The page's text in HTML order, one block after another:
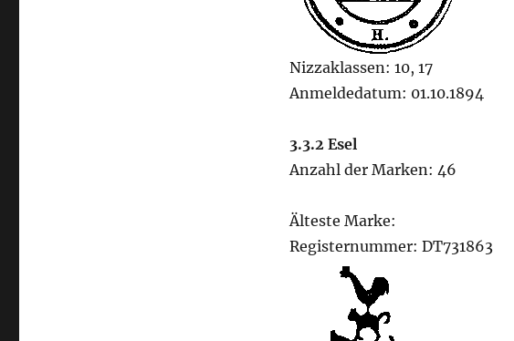
Nizzaklassen: 10, 17
Anmeldedatum: 01.10.1894
3.3.2 Esel
Anzahl der Marken: 46
Älteste Marke:
Registernummer: DT731863